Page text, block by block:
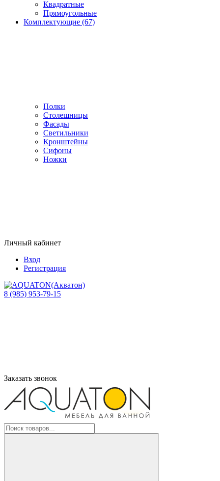
Квадратные
Прямоугольные
Комплектующие (67)
Полки
Столешницы
Фасады
Светильники
Кронштейны
Сифоны
Ножки
Личный кабинет
Вход
Регистрация
8 (985) 953-79-15
Заказать звонок